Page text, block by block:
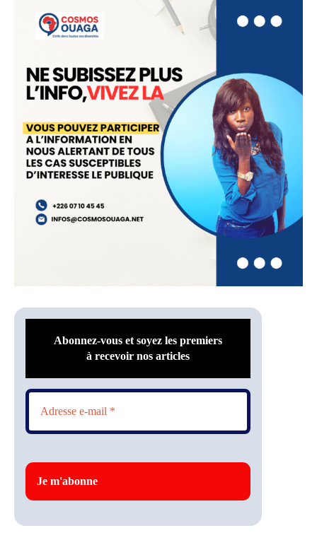
Abonnez-vous et soyez les premiers
à recevoir nos articles